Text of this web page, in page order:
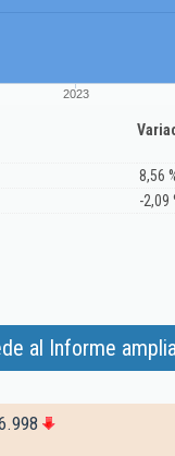
2023
8,56
-2,09
al Informe